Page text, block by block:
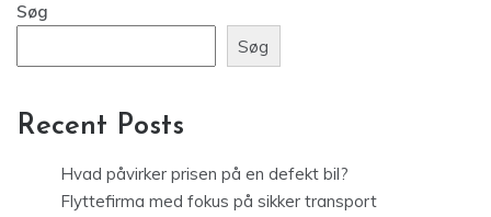
Søg
Søg
Recent Posts
Hvad påvirker prisen på en defekt bil?
Flyttefirma med fokus på sikker transport